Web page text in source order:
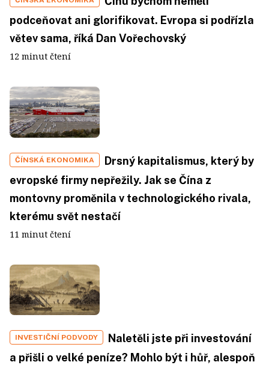
podceňovat ani glorifikovat. Evropa si podřízla
větev sama, říká Dan Vořechovský
12 minut čtení
ČÍNSKÁ EKONOMIKA
Drsný kapitalismus, který by
evropské firmy nepřežily. Jak se Čína z
montovny proměnila v technologického rivala,
kterému svět nestačí
11 minut čtení
INVESTIČNÍ PODVODY
Naletěli jste při investování
a přišli o velké peníze? Mohlo být i hůř, alespoň